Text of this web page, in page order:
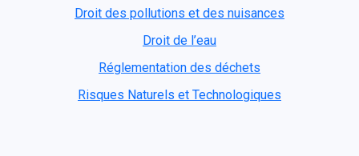
Droit des pollutions et des nuisances
Droit de l’eau
Réglementation des déchets
Risques Naturels et Technologiques